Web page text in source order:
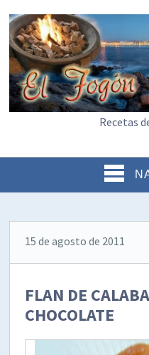
Recetas
15 de agosto de 2011
FLAN DE
CHOCOLATE